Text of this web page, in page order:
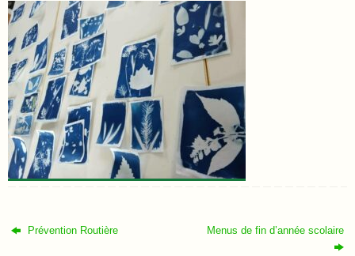
Prévention Routière Menus de fin d’année scolaire